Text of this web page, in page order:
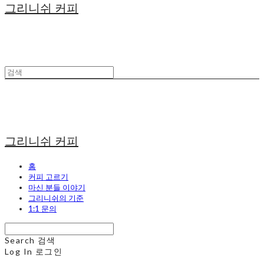
그리니쉬 커피
그리니쉬 커피
홈
커피 고르기
마신 분들 이야기
그리니쉬의 기준
1:1 문의
Search 검색
Log In 로그인